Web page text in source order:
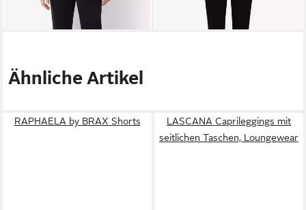
+14
Ähnliche Artikel
RAPHAELA by BRAX Shorts
LASCANA Caprileggings mit
seitlichen Taschen, Loungewear